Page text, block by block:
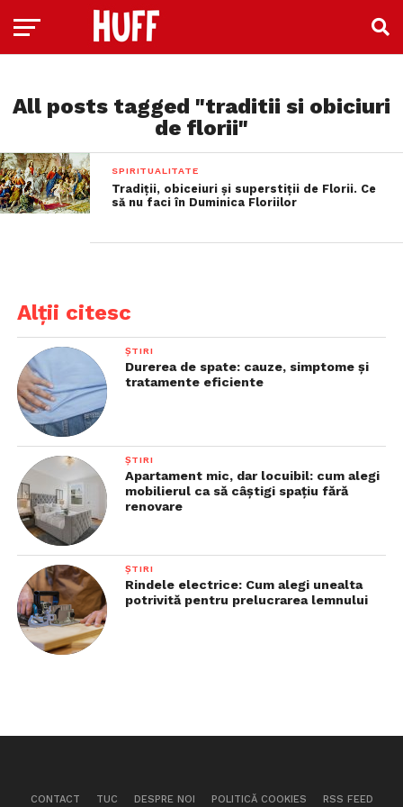
All posts tagged "traditii si obiciuri
de florii"
SPIRITUALITATE
Tradiții, obiceiuri și superstiții de Florii. Ce
să nu faci în Duminica Floriilor
Alții citesc
ȘTIRI
Durerea de spate: cauze, simptome și
tratamente eficiente
ȘTIRI
Apartament mic, dar locuibil: cum alegi
mobilierul ca să câștigi spațiu fără
renovare
ȘTIRI
Rindele electrice: Cum alegi unealta
potrivită pentru prelucrarea lemnului
CONTACT TUC DESPRE NOI POLITICĂ COOKIES RSS FEED